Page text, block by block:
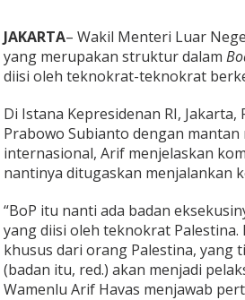
e
s
t
n
a
JAKARTA– Wakil Menteri Luar
yang merupakan struktur dalam
diisi oleh teknokrat-teknokrat
Di Istana Kepresidenan RI,
Prabowo Subianto dengan
internasional, Arif menjelaskan
nantinya ditugaskan menjalankan
“BoP itu nanti ada badan
yang diisi oleh teknokrat Palestina.
khusus dari orang Palestina,
(badan itu, red.) akan menjadi
Wamenlu Arif Havas menjawab